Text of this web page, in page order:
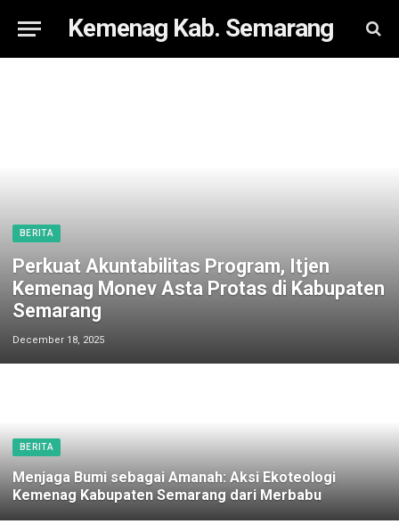
Kemenag Kab. Semarang
BERITA
Perkuat Akuntabilitas Program, Itjen
Kemenag Monev Asta Protas di Kabupaten
Semarang
December 18, 2025
BERITA
Menjaga Bumi sebagai Amanah: Aksi Ekoteologi
Kemenag Kabupaten Semarang dari Merbabu